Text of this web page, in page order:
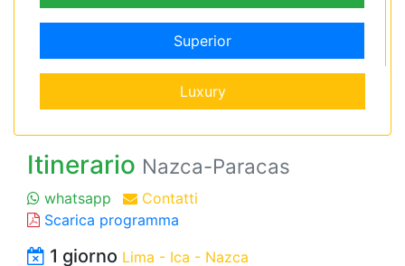
Superior
Luxury
Itinerario Nazca-Paracas
whatsapp
Contatti
Scarica programma
1 giorno Lima - Ica - Nazca